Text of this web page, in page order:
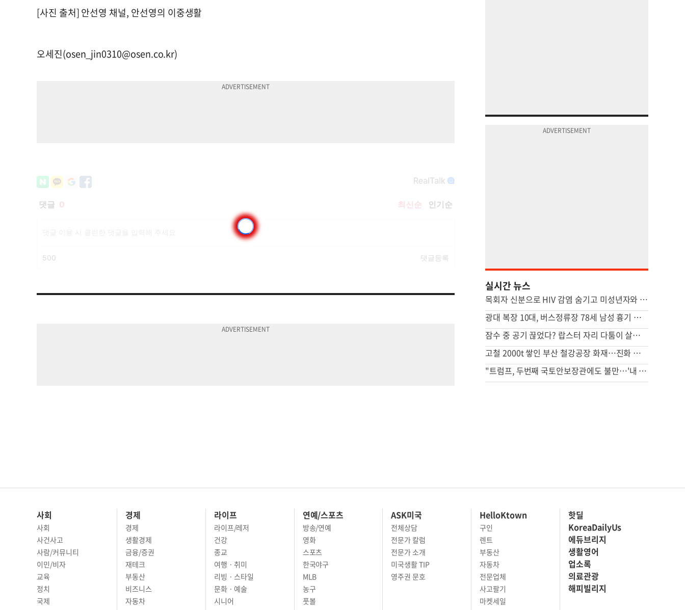
[사진 출처] 안선영 채널, 안선영의 이중생활
오세진(osen_jin0310@osen.co.kr)
실시간 뉴스
목회자 신분으로 HIV 감염 숨기고 미성년자와 성관계
광대 복장 10대, 버스정류장 78세 남성 흉기 살해 혐의
잠수 중 공기 끊었다? 랍스터 자리 다툼이 살인미수 사건으로
고철 2000t 쌓인 부산 철강공장 화재…진화 장기전
"트럼프, 두번째 국토안보장관에도 불만…'내 기조와 엇박자'"
사회
사회
사건사고
사람/커뮤니티
이민/비자
교육
경제
경제
생활경제
금융/증권
재테크
부동산
라이프
라이프/레저
건강
종교
여행 · 취미
리빙 · 스타일
연예/스포츠
방송/연예
영화
스포츠
한국야구
MLB
ASK미국
전체상담
전문가 칼럼
전문가 소개
HelloKtown
구인
렌트
부동산
자동차
전문업체
핫딜
KoreaDailyUs
에듀브리지
생활영어
업소록